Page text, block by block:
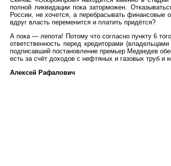
полной ликвидации пока заторможен.
России, не хочется, а перебрасывать
вдруг власть переменится и платить придётся?
А пока — лепота! Потому что согласно пункту 6
ответственность перед кредиторами
подписавший постановление премьер Медведев
есть за счёт доходов с нефтяных и газовых труб и
Алексей Рафалович